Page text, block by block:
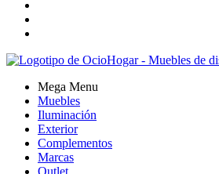
Mega Menu
Muebles
Iluminación
Exterior
Complementos
Marcas
Outlet